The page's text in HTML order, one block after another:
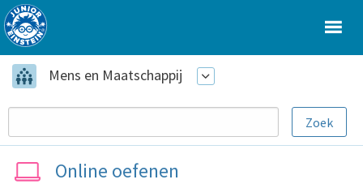
Mens en Maatschappij
Online oefenen